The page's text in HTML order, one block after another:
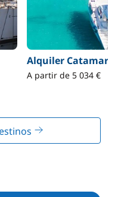
Alquiler
A partir de 5 034 €